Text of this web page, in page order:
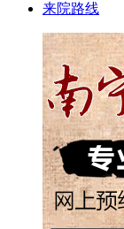
来院路线